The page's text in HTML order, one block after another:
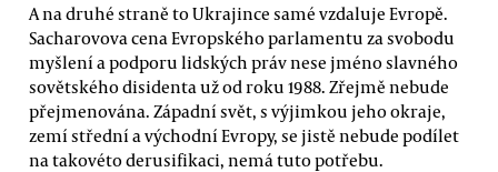
A na druhé straně to Ukrajince samé vzdaluje Evropě.
Sacharovova cena Evropského parlamentu za svobodu
myšlení a podporu lidských práv nese jméno slavného
sovětského disidenta už od roku 1988. Zřejmě nebude
přejmenována. Západní svět, s výjimkou jeho okraje,
zemí střední a východní Evropy, se jistě nebude podílet
na takovéto derusifikaci, nemá tuto potřebu.